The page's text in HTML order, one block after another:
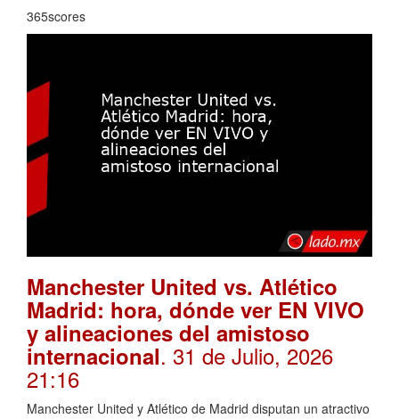
365scores
Manchester United vs. Atlético
Madrid: hora, dónde ver EN VIVO
y alineaciones del amistoso
internacional. 31 de Julio, 2026
21:16
Manchester United y Atlético de Madrid disputan un atractivo